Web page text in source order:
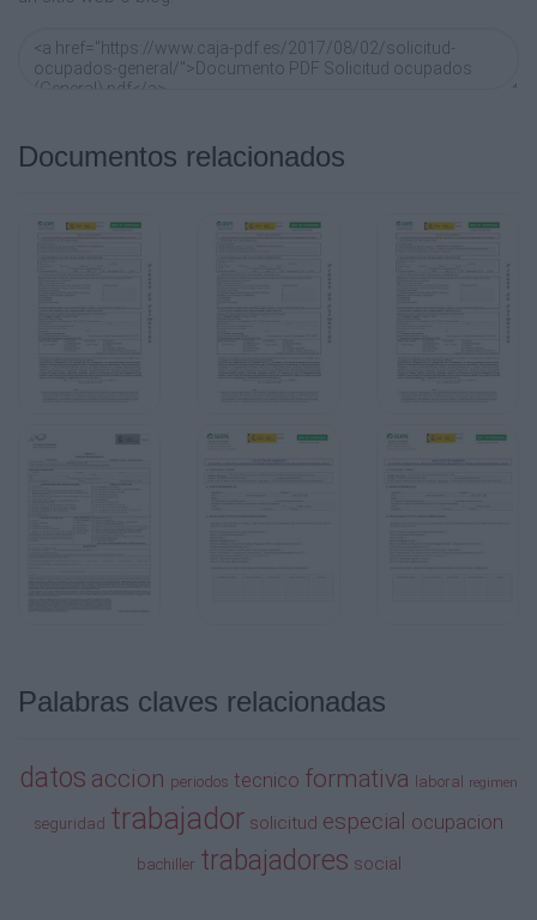
los correspondientes ficheros incorporados en
la solicitud y e n otros documentos normalizados relat
formativa, para la gestión, financiación, control,
Empresa e Innovación. El abajo firmante podrá
ejercitar sus derechos de acceso, rectificación,
Consejería p a ra que, si es admitido en la acción
formativa, pueda recabar de las di stintas
necesar ios, al objeto de verificar su si tuación
laboral y correcto cumplimiento y seguimiento de su
En ............................................. a ............. de ............ de 20......
EL / LA SOLICITANTE
Fdo.: ...................................................
con la Seguridad Social, FDI trabajadores a tiempo
indefinido (con trabajos discontinuos) en sus períodos
Colegios Profesionales no incluidos como autónomos.
Documentos relacionados
Palabras claves relacionadas
datos accion periodos tecnico formativa laboral regimen
seguridad trabajador solicitud especial ocupacion
bachiller trabajadores social